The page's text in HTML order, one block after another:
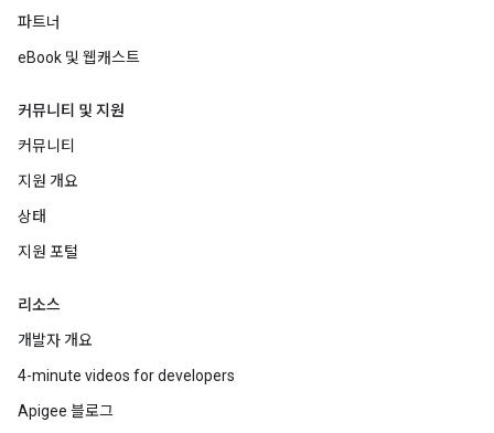
파트너
eBook 및 웹캐스트
커뮤니티 및 지원
커뮤니티
지원 개요
상태
지원 포털
리소스
개발자 개요
4-minute videos for developers
Apigee 블로그